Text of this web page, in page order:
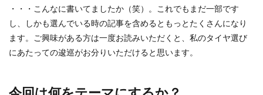
・・・こんなに書いてましたか（笑）。これでもまだ一部です
し、しかも選んでいる時の記事を含めるともっとたくさんになり
ます。ご興味がある方は一度お読みいただくと、私のタイヤ選び
にあたっての逡巡がお分りいただけると思います。